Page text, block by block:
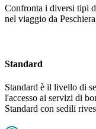
Confronta i diversi tipi
nel viaggio da
Standard
Standard è il livello di
l'accesso ai servizi di
Standard con sedili